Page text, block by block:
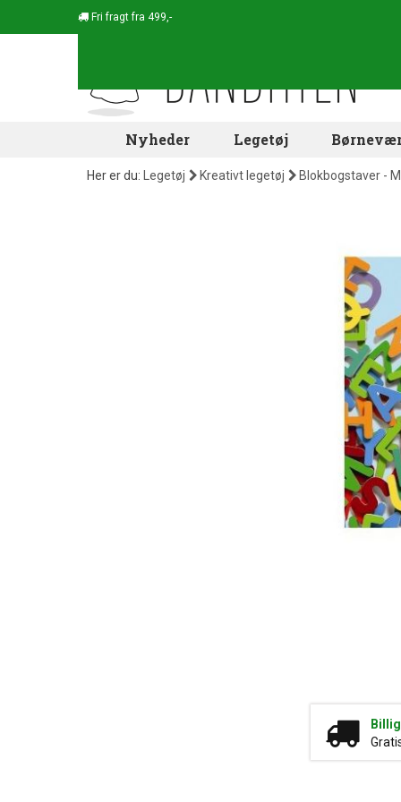
Fri fragt fra 499,-
Nyheder Legetøj
Her er du: Legetøj Kreativt legetøj Blokbogstaver -